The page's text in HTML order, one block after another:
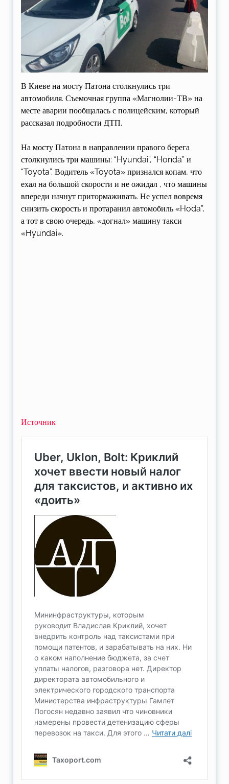
В Киеве на мосту Патона столкнулись три
автомобиля. Съемочная группа «Магнолии-ТВ» на
месте аварии пообщалась с полицейским, который
рассказал подробности ДТП.
На мосту Патона в направлении правого берега
столкнулись три машины: “Hyundai”, “Honda” и
“Toyota”. Водитель «Toyota» признался копам, что
ехал на большой скорости и не ожидал , что машины
впереди начнут притормаживать. Не успел вовремя
снизить скорость и протаранил автомобиль «Hoda”,
а тот в свою очередь, «догнал» машину такси
«Hyundai».
Источник